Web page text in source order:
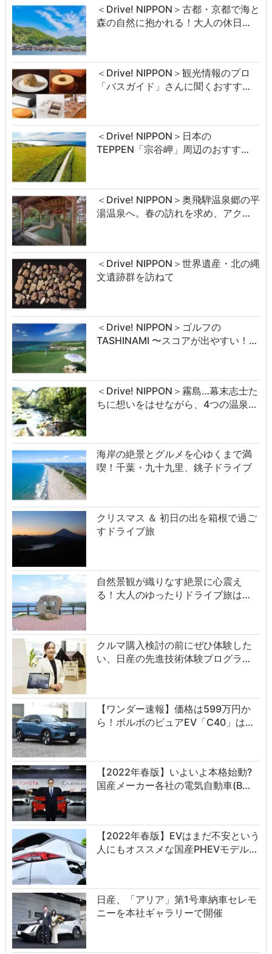
＜Drive! NIPPON＞古都・京都で海と
森の自然に抱かれる！大人の休日…
＜Drive! NIPPON＞観光情報のプロ
「バスガイド」さんに聞くおすす…
＜Drive! NIPPON＞日本の
TEPPEN「宗谷岬」周辺のおすす…
＜Drive! NIPPON＞奥飛騨温泉郷の平
湯温泉へ。春の訪れを求め、アク…
＜Drive! NIPPON＞世界遺産・北の縄
文遺跡群を訪ねて
＜Drive! NIPPON＞ゴルフの
TASHINAMI 〜スコアが出やすい！…
＜Drive! NIPPON＞霧島…幕末志士た
ちに想いをはせながら、4つの温泉…
海岸の絶景とグルメを心ゆくまで満
喫！千葉・九十九里、銚子ドライブ
クリスマス ＆ 初日の出を箱根で過ご
すドライブ旅
自然景観が織りなす絶景に心震え
る！大人のゆったりドライブ旅は…
クルマ購入検討の前にぜひ体験した
い、日産の先進技術体験プログラ…
【ワンダー速報】価格は599万円か
ら！ボルボのピュアEV「C40」は…
【2022年春版】いよいよ本格始動?
国産メーカー各社の電気自動車(B…
【2022年春版】EVはまだ不安という
人にもオススメな国産PHEVモデル…
日産、「アリア」第1号車納車セレモ
ニーを本社ギャラリーで開催